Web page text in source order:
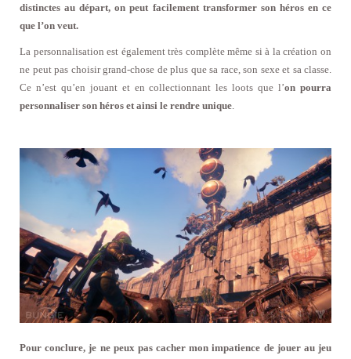
distinctes au départ, on peut facilement transformer son héros en ce
que l’on veut.
La personnalisation est également très complète même si à la création on
ne peut pas choisir grand-chose de plus que sa race, son sexe et sa classe.
Ce n’est qu’en jouant et en collectionnant les loots que l’on pourra
personnaliser son héros et ainsi le rendre unique
Pour conclure, je ne peux pas cacher mon impatience de jouer au jeu